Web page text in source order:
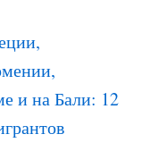
и на Бали: 12